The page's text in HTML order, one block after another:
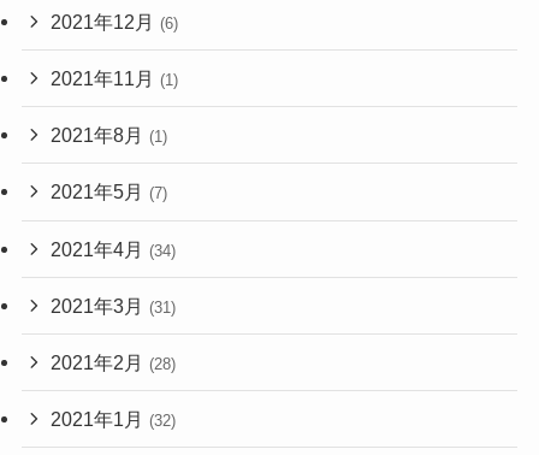
2021年12月 (6)
2021年11月 (1)
2021年8月 (1)
2021年5月 (7)
2021年4月 (34)
2021年3月 (31)
2021年2月 (28)
2021年1月 (32)